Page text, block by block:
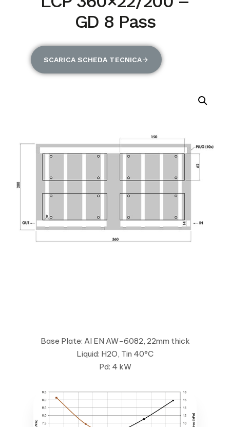
GD 8 Pass
SCARICA SCHEDA TECNICA
Base Plate: Al EN AW-6082, 22mm thick
Liquid: H2O, Tin 40°C
Pd: 4 kW